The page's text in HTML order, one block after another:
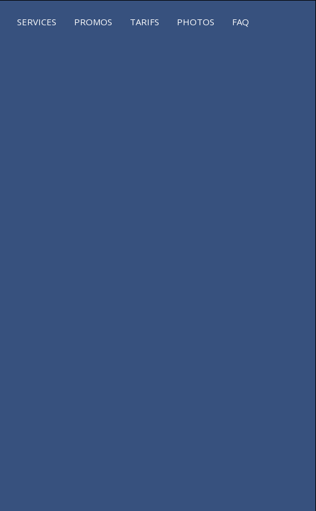
SERVICES PROMOS TARIFS PHOTOS FAQ